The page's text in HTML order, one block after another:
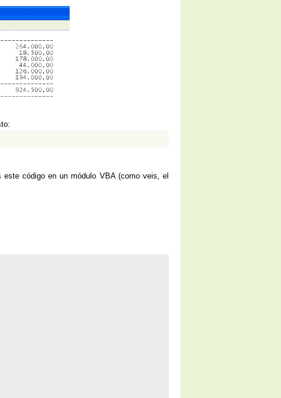
código en un módulo VBA (como veis, el